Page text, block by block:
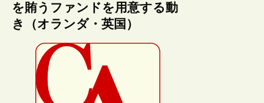
を賄うファンドを用意する動
き（オランダ・英国）